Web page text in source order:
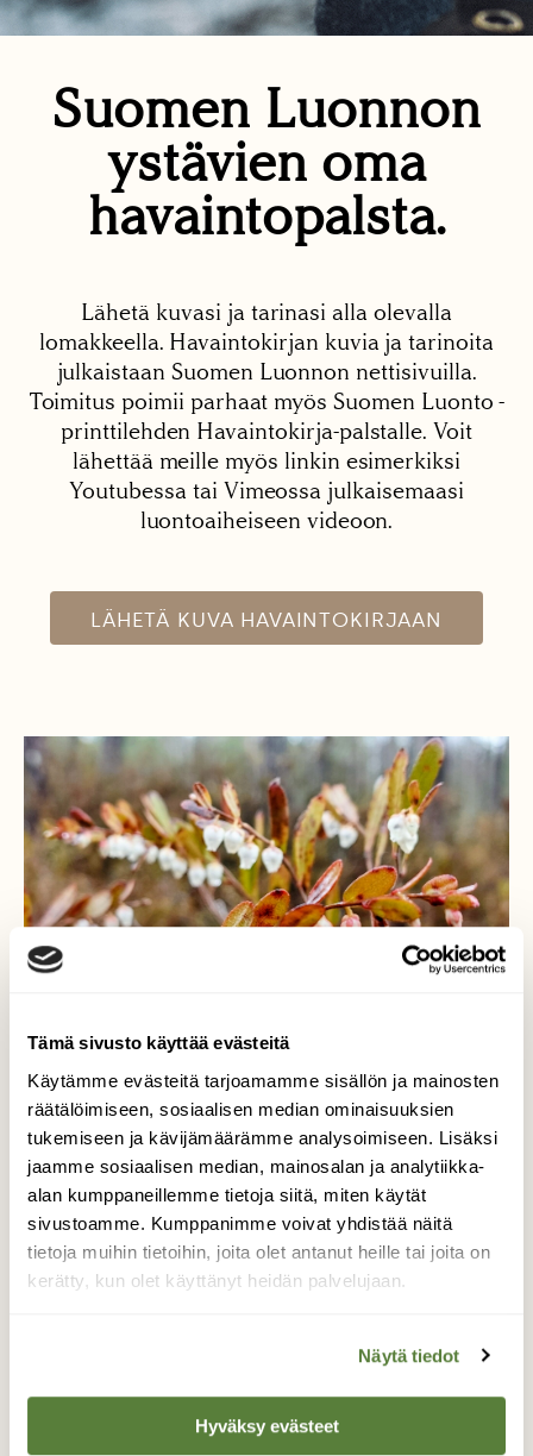
Tämä sivusto käyttää evästeitä
Käytämme evästeitä tarjoamamme sisällön ja mainosten
räätälöimiseen, sosiaalisen median ominaisuuksien
tukemiseen ja kävijämäärämme analysoimiseen. Lisäksi
jaamme sosiaalisen median, mainosalan ja analytiikka-
alan kumppaneillemme tietoja siitä, miten käytät
sivustoamme. Kumppanimme voivat yhdistää näitä
tietoja muihin tietoihin, joita olet antanut heille tai joita on
kerätty, kun olet käyttänyt heidän palvelujaan.
Näytä tiedot
Hyväksy evästeet
Suomen Luonnon
ystävien oma
havaintopalsta.
Lähetä kuvasi ja tarinasi alla olevalla
lomakkeella. Havaintokirjan kuvia ja tarinoita
julkaistaan Suomen Luonnon nettisivuilla.
Toimitus poimii parhaat myös Suomen Luonto -
printtilehden Havaintokirja-palstalle. Voit
lähettää meille myös linkin esimerkiksi
Youtubessa tai Vimeossa julkaisemaasi
luontoaiheiseen videoon.
LÄHETÄ KUVA HAVAINTOKIRJAAN
Vaivero kukkii
Rämeillä kasvava varpu.
Valokuvaaja: Tarja Naukkarinen, Savitaipale
TAKAISIN LISTAAN